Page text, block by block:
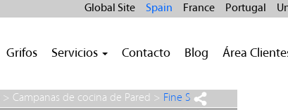
Global Site Spain France Portugal
Grifos Servicios Contacto Blog Área
> Campanas de cocina de Pared > Fine S